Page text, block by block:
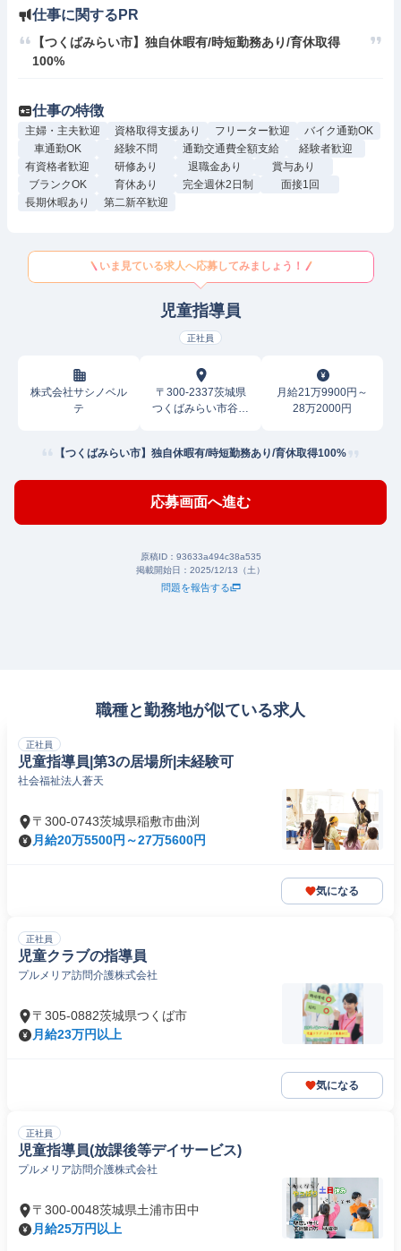
仕事に関するPR
【つくばみらい市】独自休暇有/時短勤務あり/育休取得
100%
仕事の特徴
主婦・主夫歓迎 資格取得支援あり フリーター歓迎
バイク通勤OK
車通勤OK
経験不問 通勤交通費全額支給
経験者歓迎
有資格者歓迎
研修あり 退職金あり
賞与あり
ブランクOK
育休あり 完全週休2日制
面接1回
長期休暇あり
第二新卒歓迎
いま見ている求人へ応募してみましょう！
児童指導員
正社員
株式会社サシノベル
テ
〒300-2337茨城県
つくばみらい市谷井
月給21万9900円～
28万2000円
【つくばみらい市】独自休暇有/時短勤務あり/育休取得100%
応募画面へ進む
原稿ID： 93633a494c38a535
掲載開始日： 2025/12/13（土）
問題を報告する
職種と勤務地が似ている求人
正社員
児童指導員|第3の居場所|未経験可
社会福祉法人蒼天
〒300-0743茨城県稲敷市曲渕
月給20万5500円～27万5600円
気になる
正社員
児童クラブの指導員
プルメリア訪問介護株式会社
〒305-0882茨城県つくば市
月給23万円以上
気になる
正社員
児童指導員(放課後等デイサービス)
プルメリア訪問介護株式会社
〒300-0048茨城県土浦市田中
月給25万円以上